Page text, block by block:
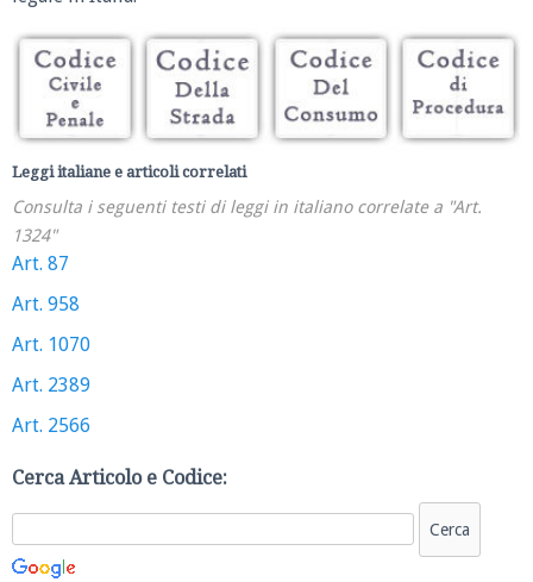
Leggi italiane e articoli correlati
Consulta i seguenti testi di leggi in italiano correlate a "Art.
1324"
Art. 87
Art. 958
Art. 1070
Art. 2389
Art. 2566
Cerca Articolo e Codice: